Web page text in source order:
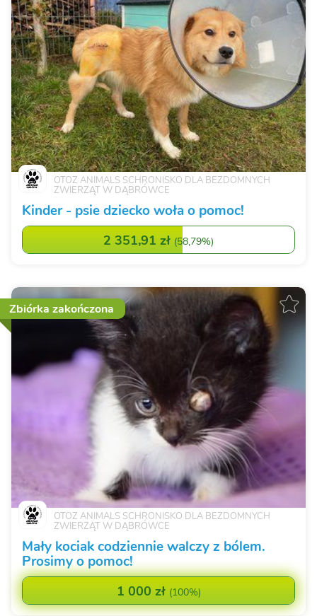
OTOZ ANIMALS SCHRONISKO DLA BEZDOMNYCH
ZWIERZĄT W DĄBRÓWCE
Kinder - psie dziecko woła o pomoc!
2 351,91 zł (58,79%)
Zbiórka zakończona
OTOZ ANIMALS SCHRONISKO DLA BEZDOMNYCH
ZWIERZĄT W DĄBRÓWCE
Mały kociak codziennie walczy z bólem.
Prosimy o pomoc!
1 000 zł (100%)